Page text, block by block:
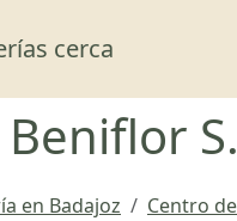
cerca
en Badajoz Centro